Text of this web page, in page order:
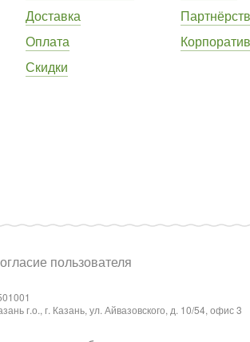
Доставка
Оплата
Скидки
пользователя
г.о., г. Казань, ул. Айвазовского, д. 10/54, офис 3